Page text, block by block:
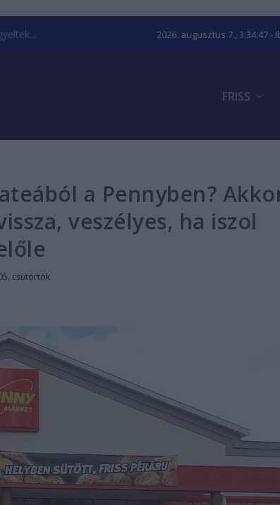
2026. augusztus 7., 3:34:48-
FRISS
a Pennyben?
veszélyes, ha iszol
csütörtök